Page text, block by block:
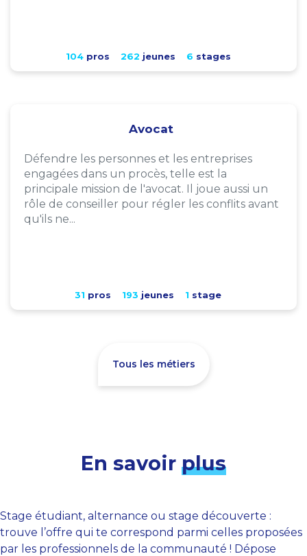
104pros 262 jeunes 6 stages
Avocat
Défendre les personnes et les entreprises
engagées dans un procès, telle est la
principale mission de l'avocat. Il joue aussi un
rôle de conseiller pour régler les conflits avant
qu'ils ne...
31 pros 193 jeunes 1 stage
Tous les métiers
En savoir plus
Stage étudiant, alternance ou stage découverte :
trouve l’offre qui te correspond parmi celles proposées
par les professionnels de la communauté ! Dépose